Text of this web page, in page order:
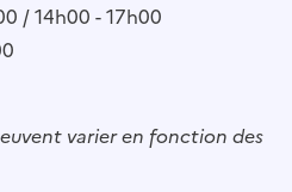
/ 14h00 - 17h00
varier en fonction des